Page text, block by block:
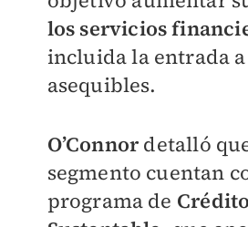
los servicios
incluida la entrada
asequibles.
O’Connordetalló
segmento cuentan
programa de